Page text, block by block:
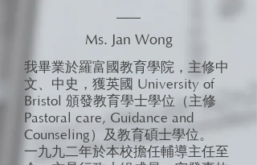
Ms. Jan Wong
我畢業於羅富國教育學院，主修中
文、中史，獲英國 University of
Bristol 頒發教育學士學位（主修
Pastoral care, Guidance and
Counseling）及教育碩士學位。
一九九二年於本校擔任輔導主任至